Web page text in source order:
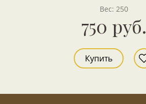
Вес: 250
750 руб.
Купить